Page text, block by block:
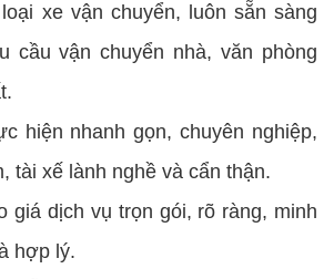
xe vận chuyển, luôn sẵn sàng
cầu vận chuyển nhà, văn phòng
hiện nhanh gọn, chuyên nghiệp,
tài xế lành nghề và cẩn thận.
giá dịch vụ trọn gói, rõ ràng, minh
hợp lý.